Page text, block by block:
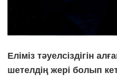
Еліміз тәуелсіздігін
шетелдің жері болып